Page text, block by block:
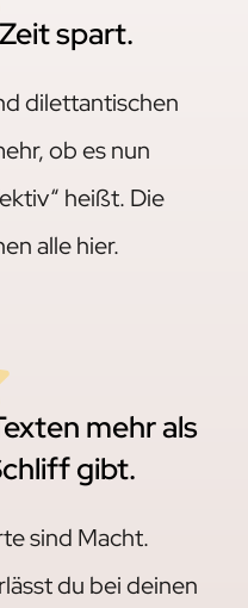
spart.
dilettantischen
ob es nun
heißt. Die
alle hier.
mehr als
gibt.
sind Macht.
du bei deinen